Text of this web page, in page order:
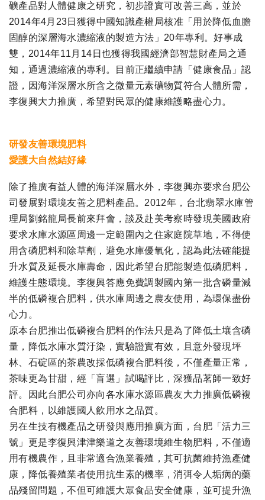
礦產品對人體健康之研究，初步證實可改善三高，並於
2014年4月23日獲得中國知識產權局核准「用於降低血膽
固醇的深層海水濃縮液的製造方法」20年專利。好事成
雙，2014年11月14日也獲得我國經濟部智慧財產局之通
知，通過濃縮液的專利。目前正繼續申請「健康食品」認
證，因海洋深層水所含之微量元素礦物質符合人體所需，
李復興大力推廣，希望對民眾的健康維護略盡心力。
研發友善環境肥料
愛護大自然結好緣
除了推廣有益人體的海洋深層水外，李復興亦要求台肥公
司發展對環境友善之肥料產品。2012年，台北翡翠水庫管
理局劉銘龍局長前來拜會，談及赴美考察時發現美國政府
要求水庫水源區周邊一定範圍內之住家庭院草地，不得使
用含磷肥料和除草劑，避免水庫優氧化，認為此法確能提
升水質及延長水庫壽命，因此希望台肥能製造低磷肥料，
維護生態環境。李復興答應免費調製國內第一批含磷量減
半的低磷複合肥料，供水庫周邊之農友使用，為環保盡份
心力。
原本台肥推出低磷複合肥料的作法只是為了降低土壤含磷
量，降低水庫水質汙染，實驗證實有效，且意外發現坪
林、石碇區的茶農改採低磷複合肥料後，不僅產量正常，
茶味更為甘甜，經「盲選」試喝評比，深獲品茗師一致好
評。因此台肥公司亦向各水庫水源區農友大力推廣低磷複
合肥料，以維護國人飲用水之品質。
另在生技有機產品之研發與應用推廣方面，台肥「活力三
號」更是李復興津津樂道之友善環境維生物肥料，不僅適
用有機農作，且非常適合漁業養殖，其可抗菌維持漁產健
康，降低養殖業者使用抗生素的機率，消弭令人垢病的藥
品殘留問題，不但可維護大眾食品安全健康，並可提升漁